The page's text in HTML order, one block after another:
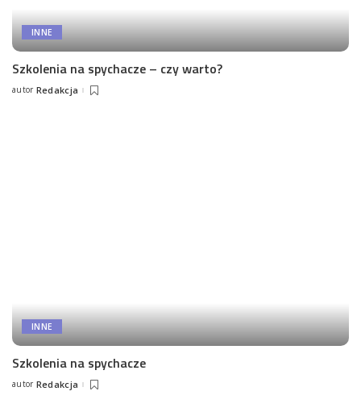
INNE
Szkolenia na spychacze – czy warto?
Posted
autor Redakcja
INNE
Szkolenia na spychacze
Posted
autor Redakcja